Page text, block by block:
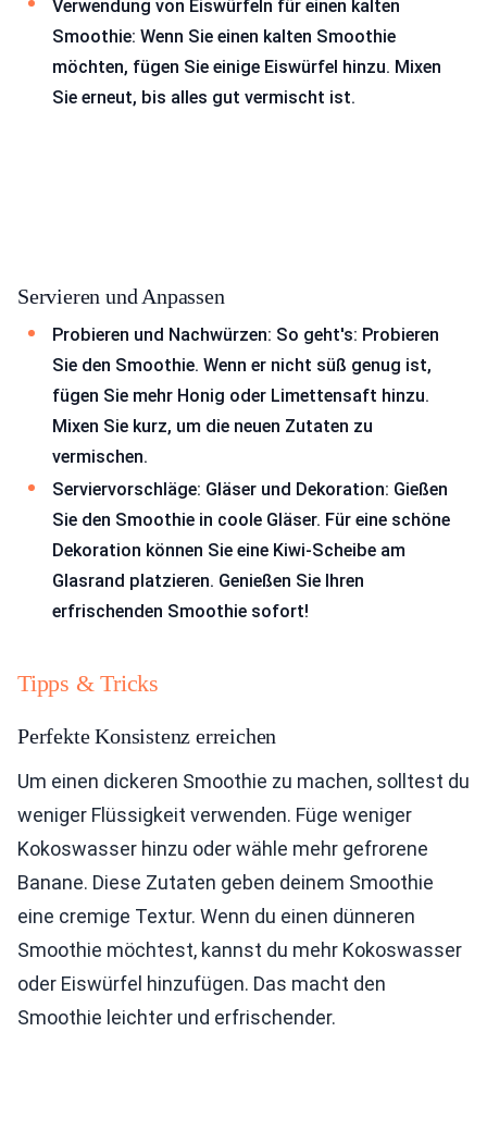
Verwendung von Eiswürfeln für einen kalten
Smoothie: Wenn Sie einen kalten Smoothie
möchten, fügen Sie einige Eiswürfel hinzu. Mixen
Sie erneut, bis alles gut vermischt ist.
Servieren und Anpassen
Probieren und Nachwürzen: So geht's: Probieren
Sie den Smoothie. Wenn er nicht süß genug ist,
fügen Sie mehr Honig oder Limettensaft hinzu.
Mixen Sie kurz, um die neuen Zutaten zu
vermischen.
Serviervorschläge: Gläser und Dekoration: Gießen
Sie den Smoothie in coole Gläser. Für eine schöne
Dekoration können Sie eine Kiwi-Scheibe am
Glasrand platzieren. Genießen Sie Ihren
erfrischenden Smoothie sofort!
Tipps & Tricks
Perfekte Konsistenz erreichen
Um einen dickeren Smoothie zu machen, solltest du
weniger Flüssigkeit verwenden. Füge weniger
Kokoswasser hinzu oder wähle mehr gefrorene
Banane. Diese Zutaten geben deinem Smoothie
eine cremige Textur. Wenn du einen dünneren
Smoothie möchtest, kannst du mehr Kokoswasser
oder Eiswürfel hinzufügen. Das macht den
Smoothie leichter und erfrischender.